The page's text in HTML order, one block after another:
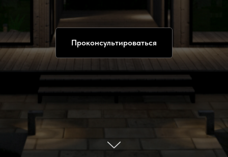
Проконсультироваться